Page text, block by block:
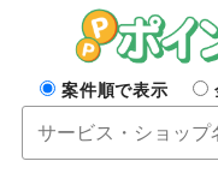
案件順で表示